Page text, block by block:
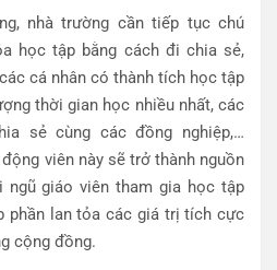
nhà trường cần tiếp tục chú
học tập bằng cách đi chia sẻ,
cá nhân có thành tích học tập
thời gian học nhiều nhất, các
sẻ cùng các đồng nghiệp,…
viên này sẽ trở thành nguồn
giáo viên tham gia học tập
phần lan tỏa các giá trị tích cực
cộng đồng.